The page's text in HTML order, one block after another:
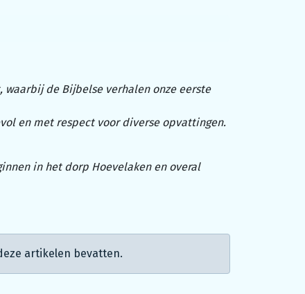
waarbij de Bijbelse verhalen onze eerste
en met respect voor diverse opvattingen.
in het dorp Hoevelaken en overal
artikelen bevatten.